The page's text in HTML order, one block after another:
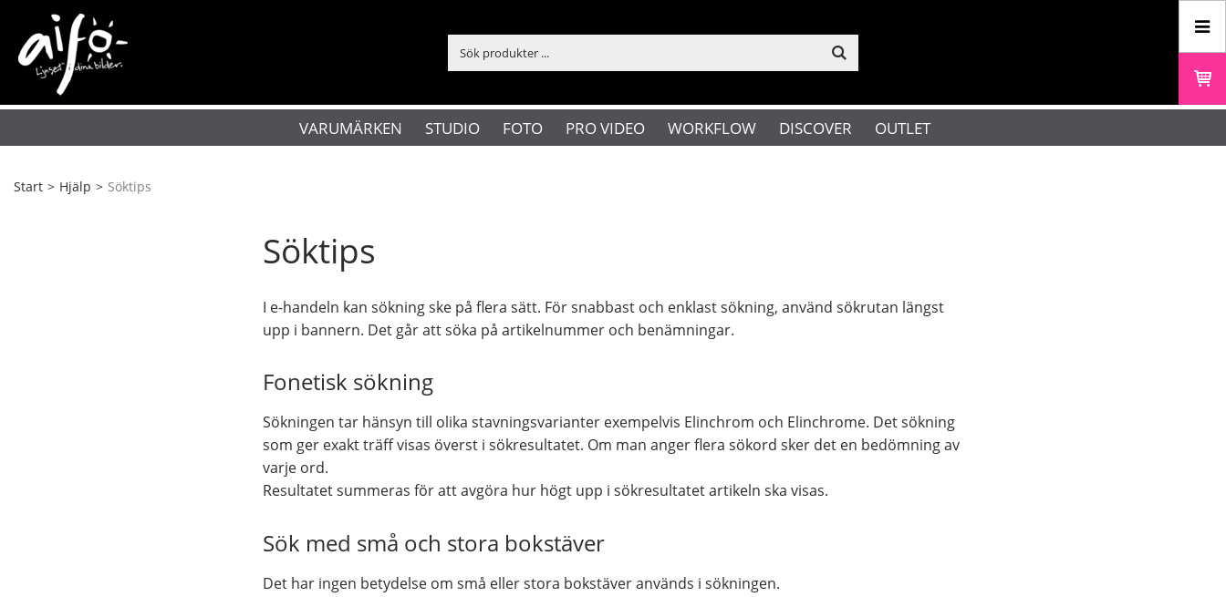
VARUMÄRKEN STUDIO FOTO PRO VIDEO WORKFLOW DISCOVER OUTLET
Start > Hjälp > Söktips
Söktips
I e-handeln kan sökning ske på flera sätt. För snabbast och enklast sökning, använd sökrutan längst
upp i bannern. Det går att söka på artikelnummer och benämningar.
Fonetisk sökning
Sökningen tar hänsyn till olika stavningsvarianter exempelvis Elinchrom och Elinchrome. Det sökning
som ger exakt träff visas överst i sökresultatet. Om man anger flera sökord sker det en bedömning av
varje ord.
Resultatet summeras för att avgöra hur högt upp i sökresultatet artikeln ska visas.
Sök med små och stora bokstäver
Det har ingen betydelse om små eller stora bokstäver används i sökningen.